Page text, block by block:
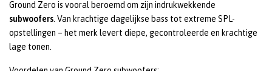
Ground Zero is vooral beroemd om zijn indrukwekkende
subwoofers . Van krachtige dagelijkse bass tot extreme SPL-
opstellingen – het merk levert diepe, gecontroleerde en krachtige
lage tonen.